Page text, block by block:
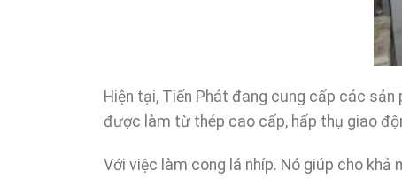
Hiện tại, Tiến Phát đang cung cấp các
được làm từ thép cao cấp, hấp thụ giao
Với việc làm cong lá nhíp. Nó giúp cho